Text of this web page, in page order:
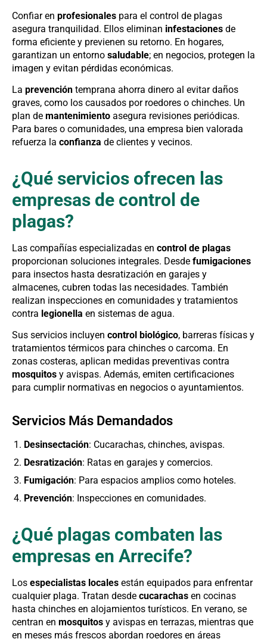
Confiar en profesionales para el control de plagas
asegura tranquilidad. Ellos eliminan infestaciones de
forma eficiente y previenen su retorno. En hogares,
garantizan un entorno saludable; en negocios, protegen la
imagen y evitan pérdidas económicas.
La prevención temprana ahorra dinero al evitar daños
graves, como los causados por roedores o chinches. Un
plan de mantenimiento asegura revisiones periódicas.
Para bares o comunidades, una empresa bien valorada
refuerza la confianza de clientes y vecinos.
¿Qué servicios ofrecen las
empresas de control de
plagas?
Las compañías especializadas en control de plagas
proporcionan soluciones integrales. Desde fumigaciones
para insectos hasta desratización en garajes y
almacenes, cubren todas las necesidades. También
realizan inspecciones en comunidades y tratamientos
contra legionella en sistemas de agua.
Sus servicios incluyen control biológico, barreras físicas y
tratamientos térmicos para chinches o carcoma. En
zonas costeras, aplican medidas preventivas contra
mosquitos y avispas. Además, emiten certificaciones
para cumplir normativas en negocios o ayuntamientos.
Servicios Más Demandados
Desinsectación: Cucarachas, chinches, avispas.
Desratización: Ratas en garajes y comercios.
Fumigación: Para espacios amplios como hoteles.
Prevención: Inspecciones en comunidades.
¿Qué plagas combaten las
empresas en Arrecife?
Los especialistas locales están equipados para enfrentar
cualquier plaga. Tratan desde cucarachas en cocinas
hasta chinches en alojamientos turísticos. En verano, se
centran en mosquitos y avispas en terrazas, mientras que
en meses más frescos abordan roedores en áreas